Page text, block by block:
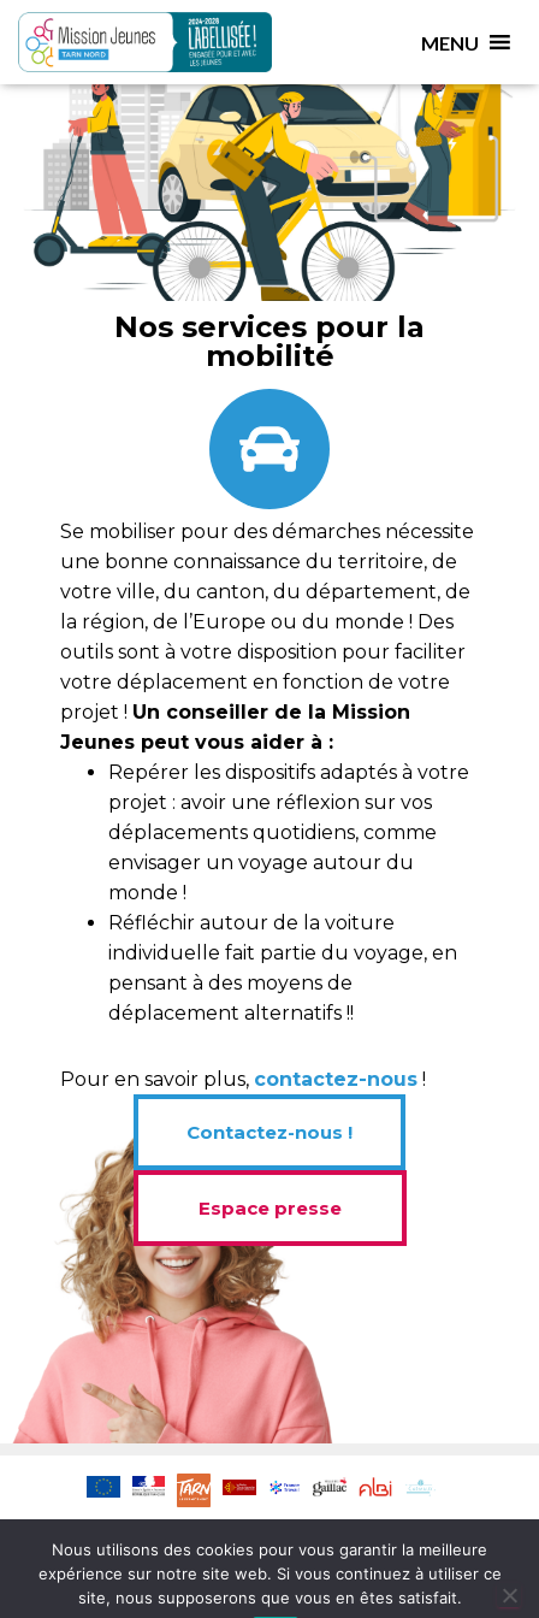
MENU
La mobilité
Des outils à votre disposition pour faciliter votre
déplacement
Nos services pour la
mobilité
Se mobiliser pour des démarches nécessite
une bonne connaissance du territoire, de
votre ville, du canton, du département, de
la région, de l’Europe ou du monde ! Des
outils sont à votre disposition pour faciliter
votre déplacement en fonction de votre
projet ! Un conseiller de la Mission
Jeunes peut vous aider à :
Repérer les dispositifs adaptés à votre
projet : avoir une réflexion sur vos
déplacements quotidiens, comme
envisager un voyage autour du
monde !
Réfléchir autour de la voiture
individuelle fait partie du voyage, en
pensant à des moyens de
déplacement alternatifs !!
Pour en savoir plus, contactez-nous !
Contactez-nous !
Espace presse
Nous utilisons des cookies pour vous garantir la meilleure
expérience sur notre site web. Si vous continuez à utiliser ce
site, nous supposerons que vous en êtes satisfait.